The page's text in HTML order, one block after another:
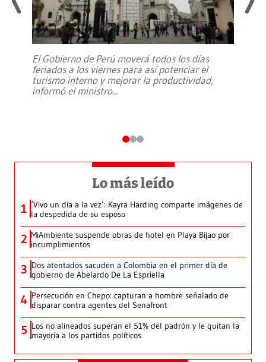
El Gobierno de Perú moverá todos los días
feriados a los viernes para así potenciar el
turismo interno y mejorar la productividad,
informó el ministro...
Lo más leído
1 ‘Vivo un día a la vez’: Kayra Harding comparte imágenes de
la despedida de su esposo
2 MiAmbiente suspende obras de hotel en Playa Bijao por
incumplimientos
3 Dos atentados sacuden a Colombia en el primer día de
gobierno de Abelardo De La Espriella
4 Persecución en Chepo: capturan a hombre señalado de
disparar contra agentes del Senafront
5 Los no alineados superan el 51% del padrón y le quitan la
mayoría a los partidos políticos